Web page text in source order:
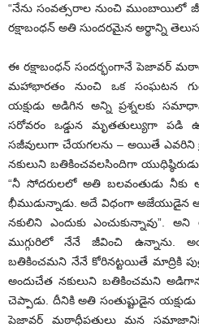
“నేను సంవ‌త్స‌రాల నుంచి ముంబాయిలో
ర‌క్షాబంధ‌న్ అతి సుంద‌ర‌మైన అర్థాన్ని
ఈ ర‌క్షాబంధ‌న్ సంద‌ర్భంగానే పెజావ‌ర్
మ‌హాభార‌తం నుంచి ఒక సంఘ‌ట‌న
య‌క్షుడు అడిగిన అన్ని ప్ర‌శ్న‌ల‌కు
స‌రోవ‌రం ఒడ్డున మృత‌తుల్యుగా
స‌జీవులుగా చేయ‌గ‌ల‌ను – అయితే ఎవ‌రిని
న‌కులుని బ‌తికించ‌వ‌ల‌సిందిగా యుధిష్ఠిరుడు
“నీ సోద‌రుల‌లో అతి బ‌ల‌వంతుడు నీకు
భీముడున్నాడు. అదే విధంగా అజేయుడైన
న‌కులిని ఎందుకు ఎంచుకున్నావు”.
ముగ్గురిలో నేనే జీవించి ఉన్నాను.
బ‌తికించ‌మ‌ని నేనే కోరిన‌ట్ట‌యితే మాద్రికి
అందుచేత న‌కులుని బతికించ‌మ‌ని
చెప్పాడు. దీనికి అతి సంతుష్టుడైన య‌క్షుడు
పెజావ‌ర్ మ‌ఠాధీప‌తులు మ‌న స‌మాజానికి